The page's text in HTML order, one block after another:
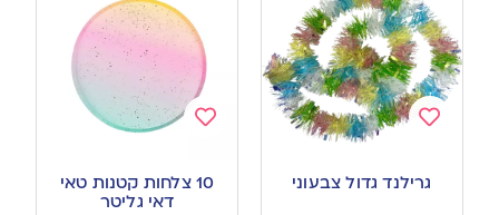
to
גרילנד גדול צבעוני
to
wishlist
10 צלחות קטנות טאי
דאי גליטר